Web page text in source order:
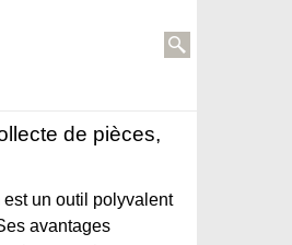
de pièces,
un outil polyvalent
avantages